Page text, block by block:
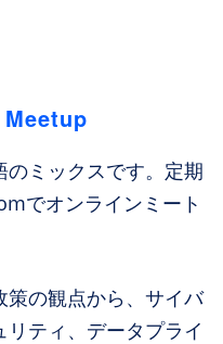
ミックスです。定期
でオンラインミート
策の観点から、サイバ
ティ、データプライ